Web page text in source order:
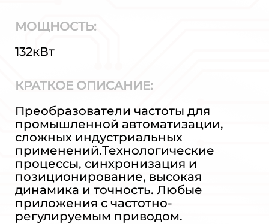
МОЩНОСТЬ:
132кВт
КРАТКОЕ ОПИСАНИЕ:
Преобразователи частоты для
промышленной автоматизации,
сложных индустриальных
применений.Технологические
процессы, синхронизация и
позиционирование, высокая
динамика и точность. Любые
приложения с частотно-
регулируемым приводом.